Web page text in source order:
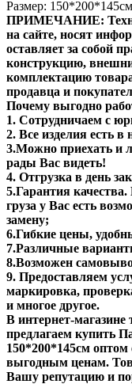
Размер: 150*200*145см
ПРИМЕЧАНИЕ:
на сайте, носят
оставляет за собой
конструкцию,
комплектацию
продавца и
Почему выгодно
1. Сотрудничаем с
2. Все изделия есть
3.Можно приехать и
рады Вас видеть!
4. Отгрузка в день
5.Гарантия
груза у Вас есть
замену;
6.Гибкие цены,
7.Различные
8.Возможен
9. Предоставляем
маркировка,
и многое другое.
В интернет-
предлагаем купить
150*200*145см
выгодным ценам.
Вашу репутацию и